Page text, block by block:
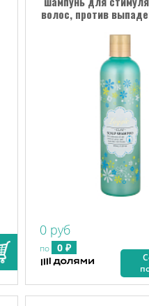
волос, против
0 руб
по 0 ₽